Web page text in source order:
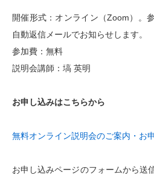
開催形式：オンライン（Zoom）。
自動返信メールでお知らせします。
参加費：無料
説明会講師：塙 英明
お申し込みはこちらから
無料オンライン説明会のご案内・お
お申し込みページのフォームから送